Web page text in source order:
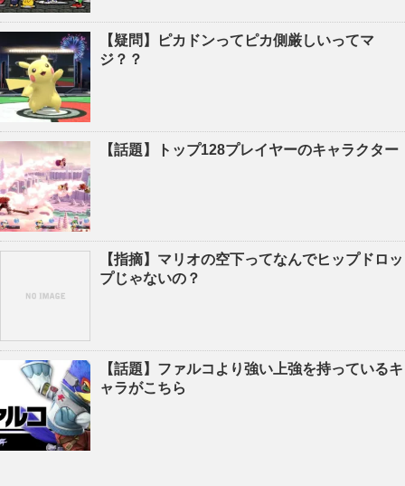
【疑問】ピカドンってピカ側厳しいってマ
ジ？？
【話題】トップ128プレイヤーのキャラクター
【指摘】マリオの空下ってなんでヒップドロッ
プじゃないの？
【話題】ファルコより強い上強を持っているキ
ャラがこちら